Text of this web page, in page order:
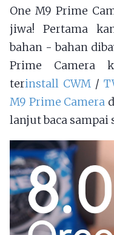
One M9 Prime
jiwa! Pertama
bahan - bahan
Prime Camera
terinstall CWM /
M9 Prime Camera
lanjut baca sampai